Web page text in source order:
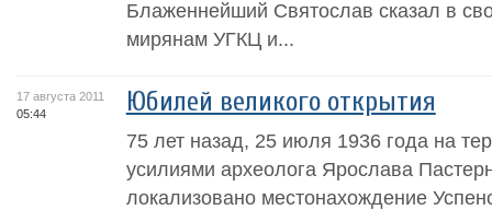
Блаженнейший Святослав сказал в
мирянам УГКЦ и...
17 августа 2011
05:44
Юбилей великого открытия
75 лет назад, 25 июля 1936 года на
усилиями археолога Ярослава
локализовано местонахождение